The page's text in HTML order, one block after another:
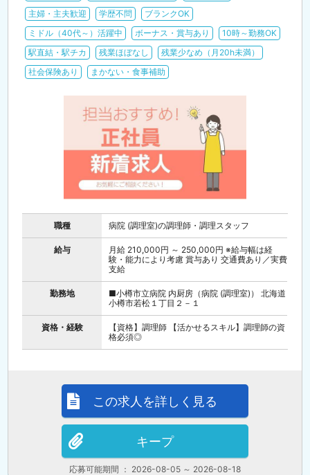
主婦・主夫歓迎
学歴不問
ブランクOK
ミドル（40代～）活躍中
ボーナス・賞与あり
10時～勤務OK
駅直結・駅チカ
残業ほぼなし
残業少なめ（月20h未満）
社会保険あり
まかない・食事補助
職種 病院 (調理室)の調理師・調理スタッフ
給与
月給 210,000円 ～ 250,000円 ※給与幅は経
験・能力により考慮 賞与あり 交通費あり／実費
支給
勤務地
■小樽市立病院 内厨房（病院 (調理室)） 北海道
小樽市若松１丁目２－１
資格・経験
【資格】調理師 【活かせるスキル】調理師の資
格必須◎
応募可能期間 ： 2026-08-05 ～ 2026-08-18
この求人を詳しく見る
キープ